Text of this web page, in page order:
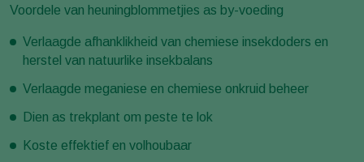
Voordele van heuningblommetjies as by-voeding
Verlaagde afhanklikheid van chemiese insekdoders en
herstel van natuurlike insekbalans
Verlaagde meganiese en chemiese onkruid beheer
Dien as trekplant om peste te lok
Koste effektief en volhoubaar